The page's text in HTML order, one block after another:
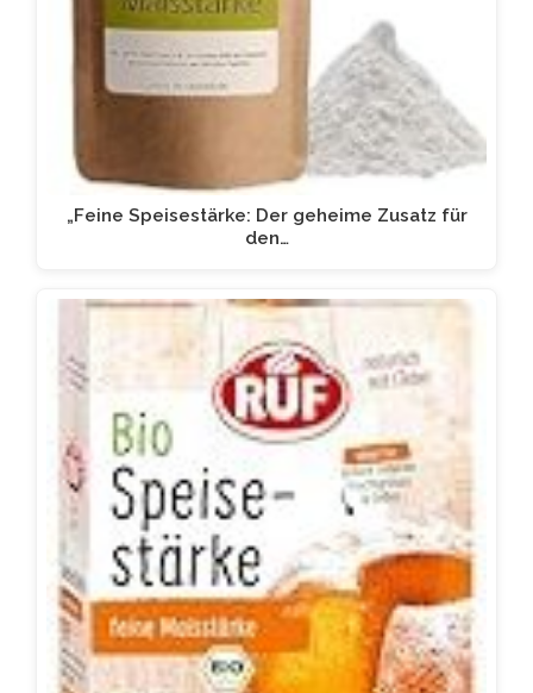
„Feine Speisestärke: Der geheime Zusatz für
den…